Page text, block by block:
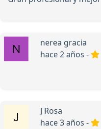
nerea gracia
hace 2 años -
J Rosa
hace 3 años -